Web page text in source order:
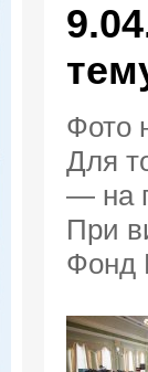
Фото
Для
— на
При
Фонд